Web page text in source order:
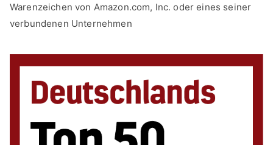
Warenzeichen von Amazon.com, Inc. oder eines seiner
verbundenen Unternehmen